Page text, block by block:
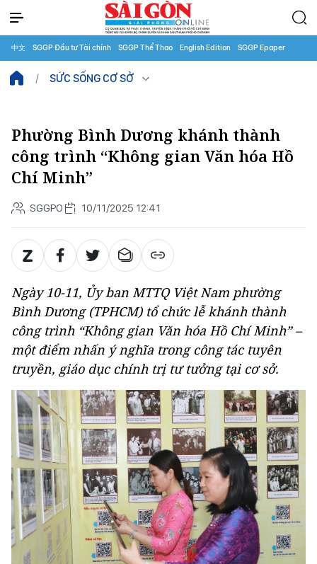
中文 SGGP Đầu tư Tài chính SGGP Thể Thao English Edition SGGP Epaper
SỨC SỐNG CƠ SỞ
Phường Bình Dương khánh thành
công trình “Không gian Văn hóa Hồ
Chí Minh”
SGGPO 10/11/2025 12:41
Ngày 10-11, Ủy ban MTTQ Việt Nam phường
Bình Dương (TPHCM) tổ chức lễ khánh thành
công trình “Không gian Văn hóa Hồ Chí Minh” –
một điểm nhấn ý nghĩa trong công tác tuyên
truyền, giáo dục chính trị tư tưởng tại cơ sở.